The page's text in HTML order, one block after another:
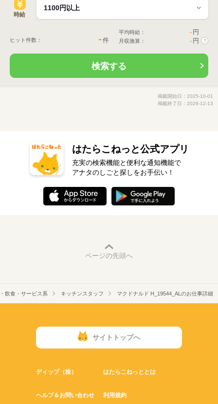
時給
ヒット件数： -件
平均時給： - 円
月収換算： - 円 ?
検索する
掲載開始日：2025-10-01
掲載終了日：2026-12-13
はたらこねっと公式アプリ
充実の検索機能と便利な通知機能で
アナタのしごと探しをお手伝い！
ページの先頭へ
飲食・サービス系 キッチンスタッフ マクドナルド H_19544_ALのお仕事詳細
サイトトップへ
ディップ（株） はたらこねっととは
ヘルプ＆お問い合わせ 利用規約